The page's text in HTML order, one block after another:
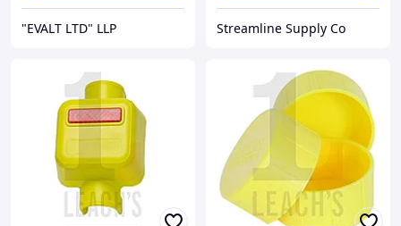
"EVALT LTD" LLP Streamline Supply Co